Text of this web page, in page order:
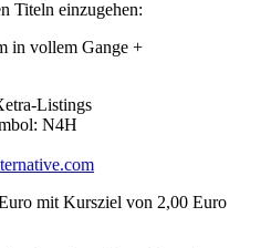
Titeln einzugehen:
in vollem Gange +
Listings
N4H
mit Kursziel von 2,00 Euro